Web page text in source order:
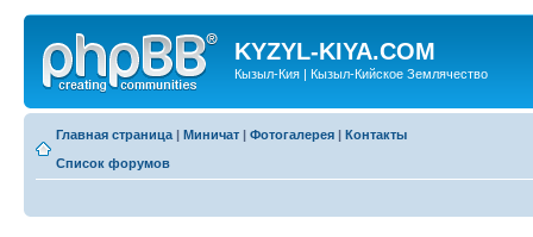
KYZYL-KIYA.COM
Кызыл-Кия | Кызыл-Кийское Землячество
Главная страница | Миничат | Фотогалерея | Контакты
Список форумов